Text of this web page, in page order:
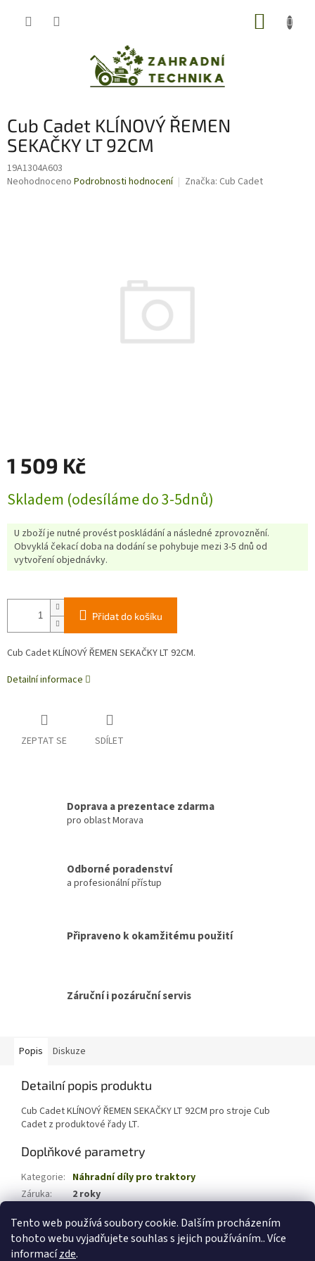
Tento web používá soubory cookie. Dalším procházením
tohoto webu vyjadřujete souhlas s jejich používáním.. Více
informacízde.
Cub Cadet KLÍNOVÝ ŘEMEN
SEKAČKY LT 92CM
19A1304A603
Průměrné
Neohodnoceno Podrobnosti hodnocení Značka: Cub Cadet
1 509 Kč
cena:
Skladem (odesíláme do 3-5dnů)
U zboží je nutné provést poskládání a následné zprovoznění.
Obvyklá čekací doba na dodání se pohybuje mezi 3-5 dnů od
vytvoření objednávky.
Přidat do košíku
Cub Cadet KLÍNOVÝ ŘEMEN SEKAČKY LT 92CM.
Detailní informace
ZEPTAT SE SDÍLET
Doprava a prezentace zdarma
pro oblast Morava
Odborné poradenství
a profesionální přístup
Připraveno k okamžitému použití
Záruční i pozáruční servis
Popis Diskuze
Detailní popis produktu
Cub Cadet KLÍNOVÝ ŘEMEN SEKAČKY LT 92CM pro stroje Cub
Cadet z produktové řady LT.
Doplňkové parametry
Kategorie: Náhradní díly pro traktory
Záruka:
2 roky